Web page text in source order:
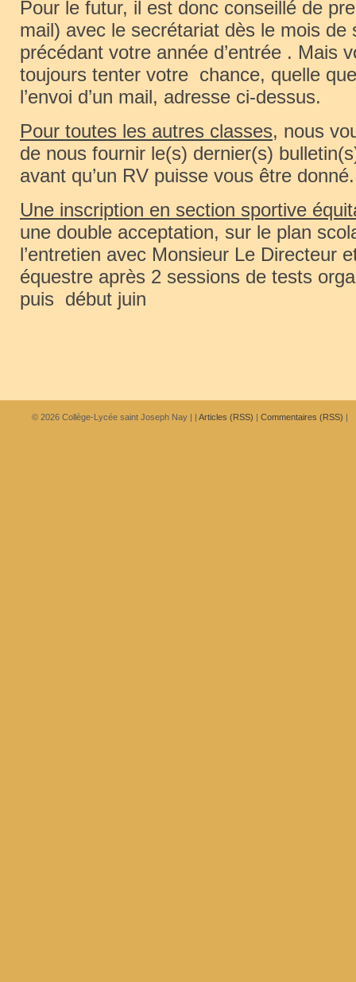
Pour le futur, il est donc conseillé de
mail) avec le secrétariat dès le mois de
précédant votre année d’entrée . Mais
toujours tenter votre chance, quelle
l’envoi d’un mail, adresse ci-dessus.
Pour toutes les autres classes, nous
de nous fournir le(s) dernier(s)
avant qu’un RV puisse vous être donné.
Une inscription en section sportive
une double acceptation, sur le plan
l’entretien avec Monsieur Le Directeur
équestre après 2 sessions de tests
puis début juin
© 2026 Collège-Lycée saint Joseph Nay | | Articles (RSS) | Commentaires (RSS) |